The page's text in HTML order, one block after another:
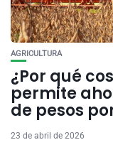
AGRICULTURA
¿Por qué
permite
de pesos
23 de abril de 2026